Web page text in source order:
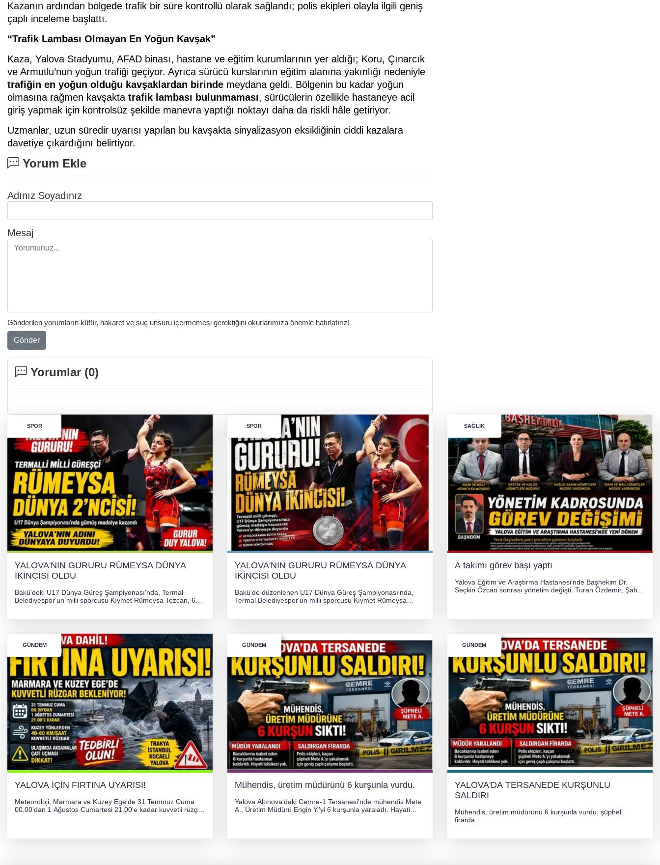
Kazanın ardından bölgede trafik bir süre kontrollü olarak sağlandı; polis ekipleri olayla ilgili geniş
çaplı inceleme başlattı.
“Trafik Lambası Olmayan En Yoğun Kavşak”
Kaza, Yalova Stadyumu, AFAD binası, hastane ve eğitim kurumlarının yer aldığı; Koru, Çınarcık
ve Armutlu’nun yoğun trafiği geçiyor. Ayrıca sürücü kurslarının eğitim alanına yakınlığı nedeniyle
trafiğin en yoğun olduğu kavşaklardan birinde meydana geldi. Bölgenin bu kadar yoğun
olmasına rağmen kavşakta trafik lambası bulunmaması, sürücülerin özellikle hastaneye acil
giriş yapmak için kontrolsüz şekilde manevra yaptığı noktayı daha da riskli hâle getiriyor.
Uzmanlar, uzun süredir uyarısı yapılan bu kavşakta sinyalizasyon eksikliğinin ciddi kazalara
davetiye çıkardığını belirtiyor.
Yorum Ekle
Adınız Soyadınız
Mesaj
Gönderilen yorumların küfür, hakaret ve suç unsuru içermemesi gerektiğini okurlarımıza önemle hatırlatırız!
Gönder
Yorumlar (0)
SPOR
YALOVA'NIN GURURU RÜMEYSA DÜNYA
İKİNCİSİ OLDU
Bakü'deki U17 Dünya Güreş Şampiyonası'nda, Termal
Belediyespor'un milli sporcusu Kıymet Rümeysa Tezcan, 69
SPOR
YALOVA'NIN GURURU RÜMEYSA DÜNYA
İKİNCİSİ OLDU
Bakü'de düzenlenen U17 Dünya Güreş Şampiyonası'nda,
Termal Belediyespor'un milli sporcusu Kıymet Rümeysa
SAĞLIK
A takımı görev başı yaptı
Yalova Eğitim ve Araştırma Hastanesi'nde Başhekim Dr.
Seçkin Özcan sonrası yönetim değişti. Turan Özdemir, Şahin
GÜNDEM
YALOVA İÇİN FIRTINA UYARISI!
Meteoroloji; Marmara ve Kuzey Ege'de 31 Temmuz Cuma
00.00'dan 1 Ağustos Cumartesi 21.00'e kadar kuvvetli rüzgar
GÜNDEM
Mühendis, üretim müdürünü 6 kurşunla vurdu.
Yalova Altınova'daki Cemre-1 Tersanesi'nde mühendis Mete
A., Üretim Müdürü Engin Y.'yi 6 kurşunla yaraladı. Hayati
GÜNDEM
YALOVA'DA TERSANEDE KURŞUNLU
SALDIRI
Mühendis, üretim müdürünü 6 kurşunla vurdu; şüpheli
firarda...